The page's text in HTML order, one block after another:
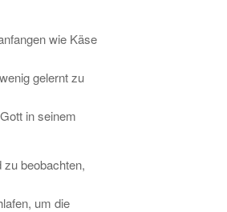
wie Käse
gelernt zu
in seinem
beobachten,
um die